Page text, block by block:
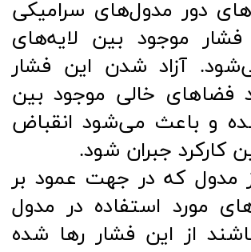
دور مدول‌های سرامیکی
موجود بین لایه‌های
آزاد شدن این فشار
خالی موجود بین
و باعث می‌شود انقباض
کارکرد جبران شود.
مدول که در جهت عمود بر
مورد استفاده در مدول
از این فشار رها شده